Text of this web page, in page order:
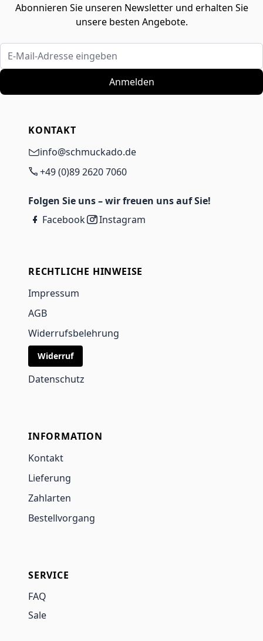
Abonnieren Sie unseren Newsletter und erhalten Sie
unsere besten Angebote.
E-Mail-Adresse eingeben
Anmelden
KONTAKT
info@schmuckado.de
+49 (0)89 2620 7060
Folgen Sie uns – wir freuen uns auf Sie!
Facebook
Instagram
RECHTLICHE HINWEISE
Impressum
AGB
Widerrufsbelehrung
Widerruf
Datenschutz
INFORMATION
Kontakt
Lieferung
Zahlarten
Bestellvorgang
SERVICE
FAQ
Sale